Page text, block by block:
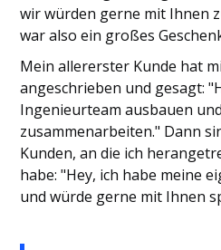
wir würden gerne mit Ihnen
war also ein großes
Mein allererster Kunde hat
angeschrieben und gesagt:
Ingenieurteam ausbauen
zusammenarbeiten." Dann
Kunden, an die ich
habe: "Hey, ich habe meine
und würde gerne mit Ihnen